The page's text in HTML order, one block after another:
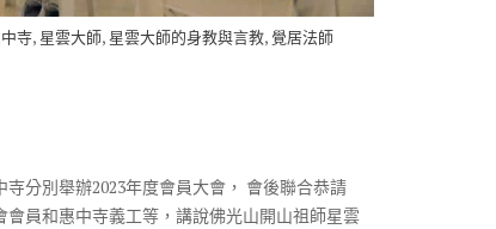
寺, 星雲大師, 星雲大師的身教與言教, 覺居法師
分別舉辦2023年度會員大會， 會後聯合恭請
員和惠中寺義工等，講說佛光山開山祖師星雲